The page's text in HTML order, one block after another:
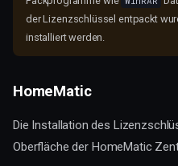
der Lizenzschlüssel entpackt
installiert werden.
HomeMatic
Die Installation des
Oberfläche der HomeMatic